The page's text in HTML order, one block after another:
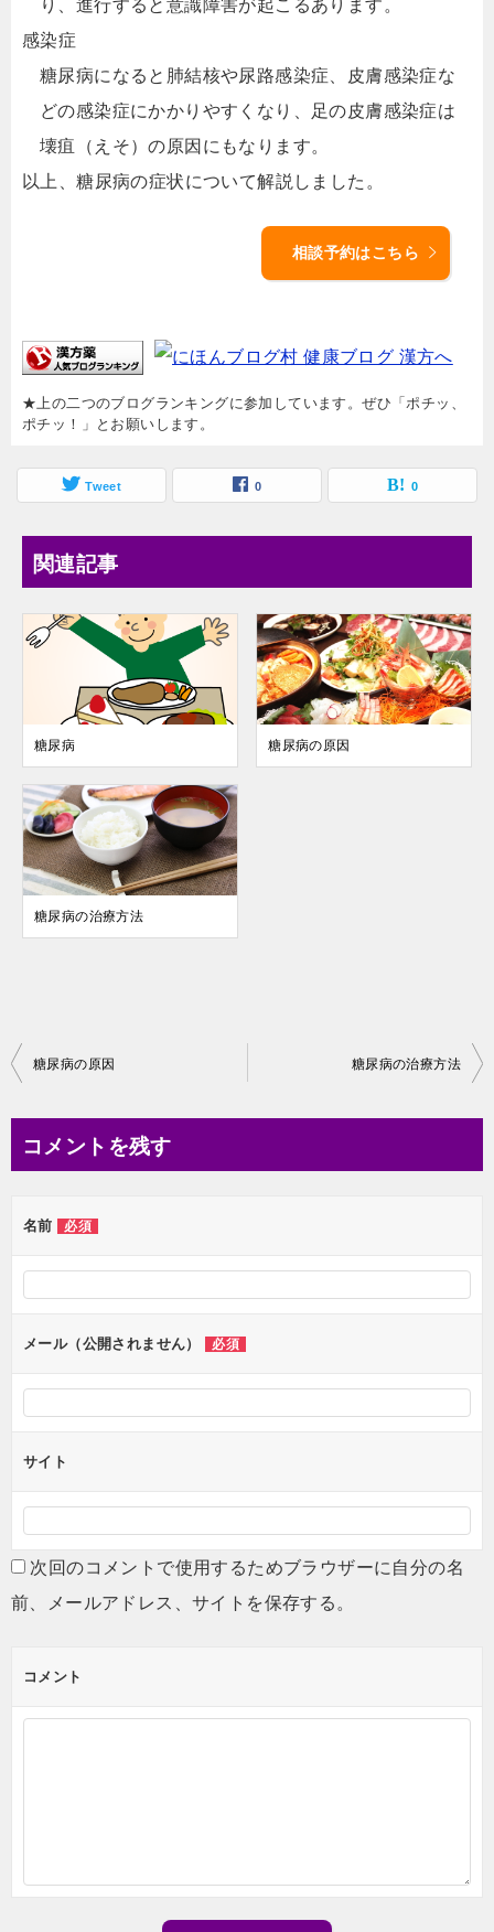
り、進行すると意識障害が起こるあります。
感染症
糖尿病になると肺結核や尿路感染症、皮膚感染症な
どの感染症にかかりやすくなり、足の皮膚感染症は
壊疽（えそ）の原因にもなります。
以上、糖尿病の症状について解説しました。
相談予約はこちら
★上の二つのブログランキングに参加しています。ぜひ「ポチッ、
ポチッ！」とお願いします。
Tweet 0 0
関連記事
糖尿病 糖尿病の原因
糖尿病の治療方法
投
ビ
ー
シ
ョ
ン
糖尿病の原因 糖尿病の治療方法
コメントを残す
名前 必須
メール（公開されません） 必須
サイト
次回のコメントで使用するためブラウザーに自分の名
前、メールアドレス、サイトを保存する。
コメント